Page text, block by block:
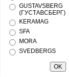
GUSTAVSBERG
(ГУСТАВСБЕРГ)
KERAMAG
SFA
MORA
SVEDBERGS